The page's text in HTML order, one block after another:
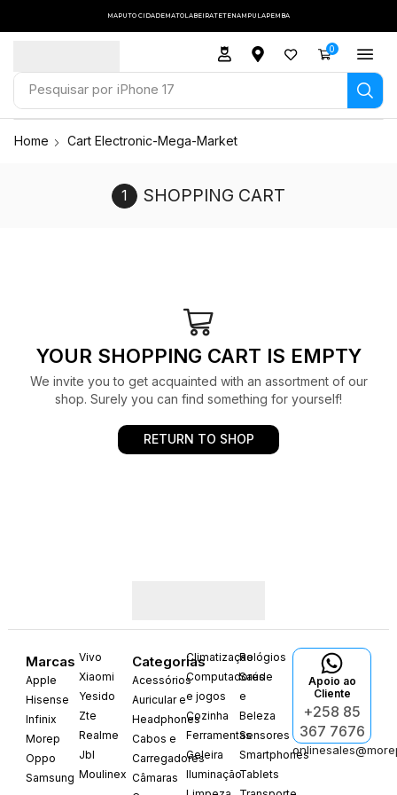
MAPUTO CIDADEMATOLABEIRATETENAMPULAPEMBA
Pesquisar por iPhone 17
0
Home Cart Electronic-Mega-Market
SHOPPING CART
YOUR SHOPPING CART IS EMPTY
We invite you to get acquainted with an assortment of our
shop. Surely you can find something for yourself!
RETURN TO SHOP
Marcas
Apple
Hisense
Infinix
Morep
Oppo
Samsung
Vivo
Xiaomi
Yesido
Zte
Realme
Jbl
Moulinex
Categorias
Acessórios
Auricular e
Headphones
Cabos e
Carregadores
Câmaras
Climatização
Computadores
e jogos
Cozinha
Ferramentas
Geleira
Iluminação
Relógios
Saúde
e
Beleza
Sensores
Smartphones
Tablets
Apoio ao
Cliente
+258 85
367 7676